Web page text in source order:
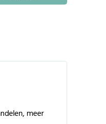
meer